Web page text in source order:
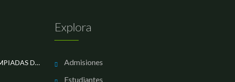
LOS MEJORES EN LAS OLIMPIADAS DE MATEMÁTICAS
Explora
Admisiones
Estudiantes